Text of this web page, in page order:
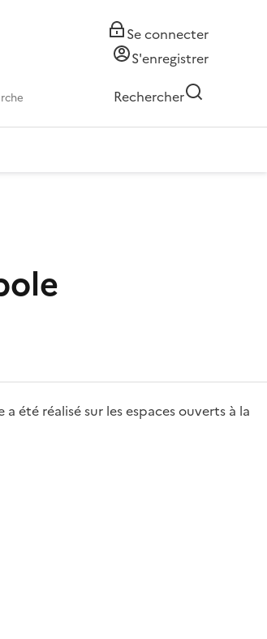
Se connecter
S'enregistrer
Rechercher
été réalisé sur les espaces ouverts à la